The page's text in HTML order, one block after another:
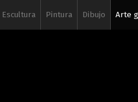
Escultura Pintura Dibujo Arte